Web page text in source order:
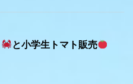
と小学生トマト販売